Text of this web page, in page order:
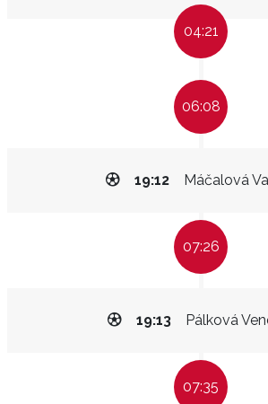
04:21
06:08
Máčalová
19:12
07:26
Pálková
19:13
07:35